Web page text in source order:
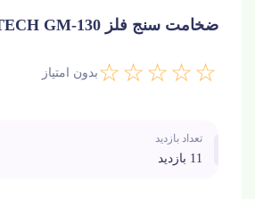
ضخامت سنج فلز BENTECH GM-130
☆☆☆☆☆ بدون امتیاز
تعداد بازدید
11 بازدید